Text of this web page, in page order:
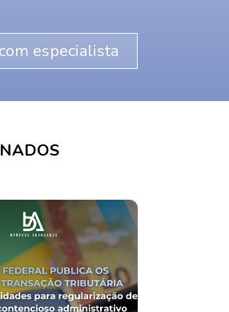
especialista